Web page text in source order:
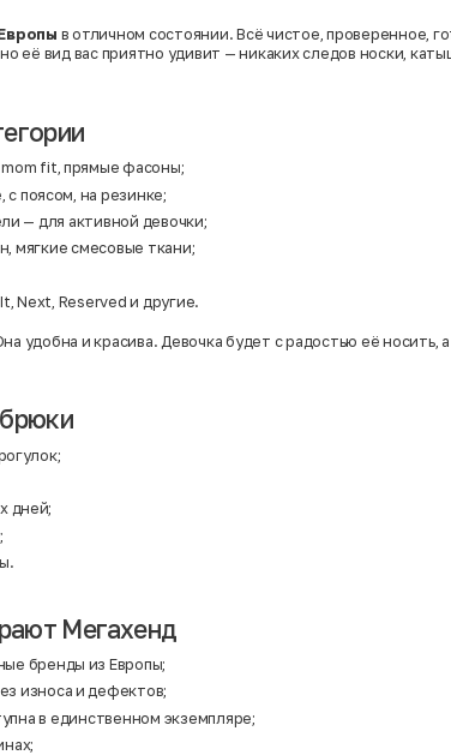
в отличном состоянии. Всё чистое, проверенное,
но её вид вас приятно удивит — никаких следов носки,
mom fit, прямые фасоны;
поясом, на резинке;
— для активной девочки;
мягкие смесовые ткани;
Next, Reserved и другие.
удобна и красива. Девочка будет с радостью её носить,
дней;
Мегахенд
бренды из Европы;
износа и дефектов;
в единственном экземпляре;